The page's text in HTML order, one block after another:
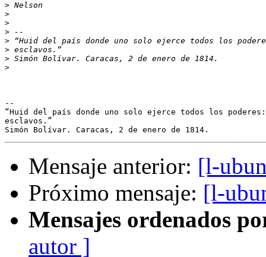
>
>
>
>
>
>
>
>
--
“Huid del país donde uno solo ejerce todos los
esclavos.”
Mensaje anterior: [l-
Próximo mensaje: [l-
Mensajes ordenados
autor ]